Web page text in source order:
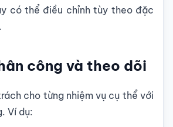
có thể điều chỉnh tùy theo đặc
công và theo dõi
cho từng nhiệm vụ cụ thể với
Ví dụ: